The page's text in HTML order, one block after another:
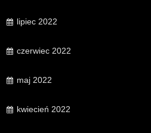
lipiec 2022
czerwiec 2022
maj 2022
kwiecień 2022